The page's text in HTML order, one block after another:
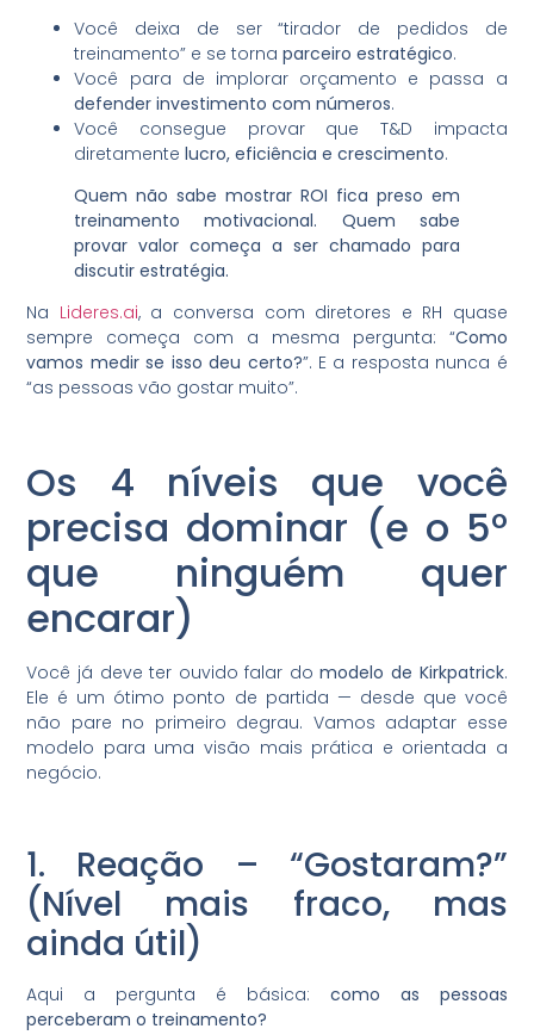
Você deixa de ser “tirador de pedidos de
treinamento” e se tornaparceiro estratégico.
Você para de implorar orçamento e passa a
defender investimento com números.
Você consegue provar que T&D impacta
diretamentelucro, eficiência e crescimento.
Quem não sabe mostrar ROI fica preso em
treinamento motivacional. Quem sabe
provar valor começa a ser chamado para
discutir estratégia.
Na Lideres.ai, a conversa com diretores e RH quase
sempre começa com a mesma pergunta: “Como
vamos medir se isso deu certo?”. E a resposta nunca é
“as pessoas vão gostar muito”.
Os 4 níveis que você
precisa dominar (e o 5º
que ninguém quer
encarar)
Você já deve ter ouvido falar domodelo de Kirkpatrick.
Ele é um ótimo ponto de partida — desde que você
não pare no primeiro degrau. Vamos adaptar esse
modelo para uma visão mais prática e orientada a
negócio.
1. Reação – “Gostaram?”
(Nível mais fraco, mas
ainda útil)
Aqui a pergunta é básica: como as pessoas
perceberam o treinamento?